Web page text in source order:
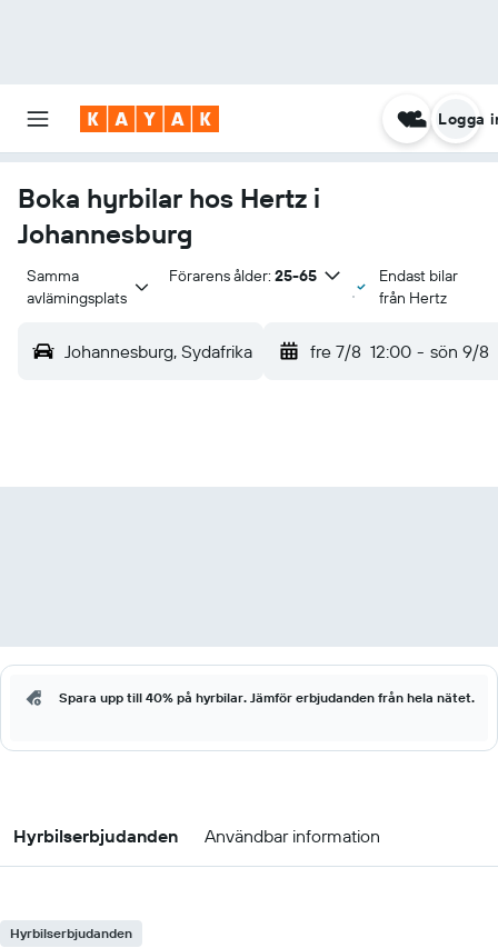
Logga
Boka hyrbilar hos Hertz i
Johannesburg
Samma
avlämingsplats
Förarens ålder: 25-65
Endast bilar
från Hertz
Johannesburg, Sydafrika fre 7/8 12:00 - sön 9/8
Spara upp till 40% på hyrbilar. Jämför erbjudanden från hela nätet.
Hyrbilserbjudanden Användbar information
Hyrbilserbjudanden